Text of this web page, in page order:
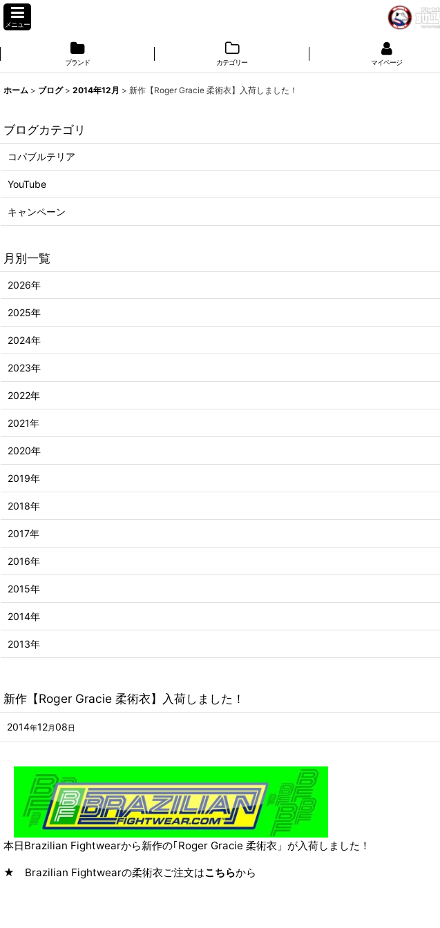
メニュー
ブランド カテゴリー マイページ
ホーム > ブログ > 2014年12月 > 新作【Roger Gracie 柔術衣】入荷しました！
新作【Roger Gracie 柔術衣】入荷しました！
2014年12月08日
本日Brazilian Fightwearから新作の｢Roger Gracie 柔術衣」が入荷しました！
★ Brazilian Fightwearの柔術衣ご注文はこちらから
ブログカテゴリ
コパブルテリア
YouTube
キャンペーン
月別一覧
2026年
2025年
2024年
2023年
2022年
2021年
2020年
2019年
2018年
2017年
2016年
2015年
2014年
2013年